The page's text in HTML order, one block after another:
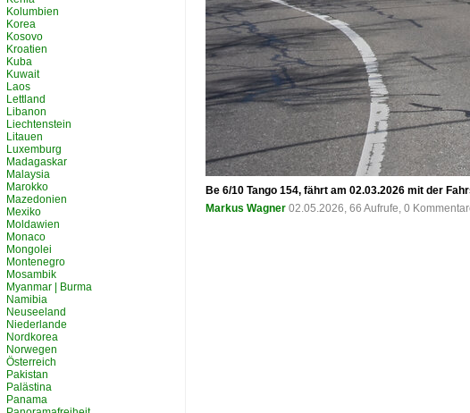
Be 6/10 Tango 154, fährt am 02.03.2026 mit der
Markus Wagner 02.05.2026, 66 Aufrufe, 0
Kolumbien
Korea
Kosovo
Kroatien
Kuba
Kuwait
Laos
Lettland
Libanon
Liechtenstein
Litauen
Luxemburg
Madagaskar
Malaysia
Marokko
Mazedonien
Mexiko
Moldawien
Monaco
Mongolei
Montenegro
Mosambik
Myanmar | Burma
Namibia
Neuseeland
Niederlande
Nordkorea
Norwegen
Österreich
Pakistan
Palästina
Panama